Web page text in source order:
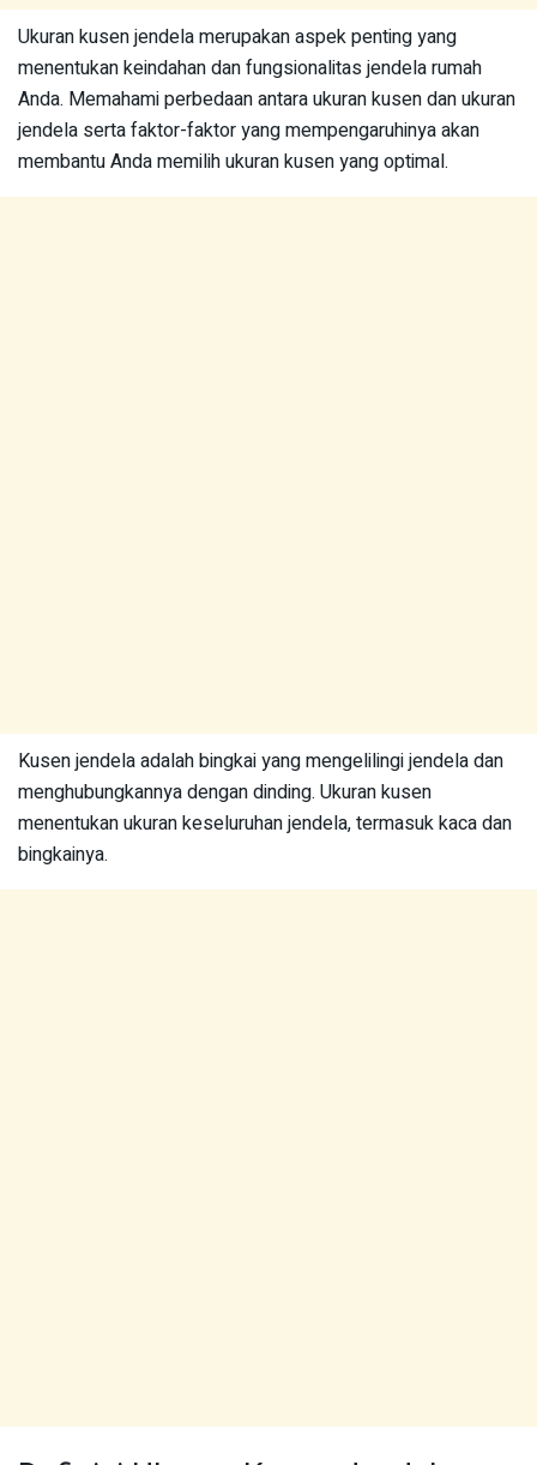
Ukuran kusen jendela merupakan aspek penting yang
menentukan keindahan dan fungsionalitas jendela rumah
Anda. Memahami perbedaan antara ukuran kusen dan ukuran
jendela serta faktor-faktor yang mempengaruhinya akan
membantu Anda memilih ukuran kusen yang optimal.
Kusen jendela adalah bingkai yang mengelilingi jendela dan
menghubungkannya dengan dinding. Ukuran kusen
menentukan ukuran keseluruhan jendela, termasuk kaca dan
bingkainya.